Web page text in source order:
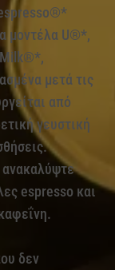
μοντέλα U®*,
μετά τις
από
γευστική
ανακαλύψτε
espresso και
δεν